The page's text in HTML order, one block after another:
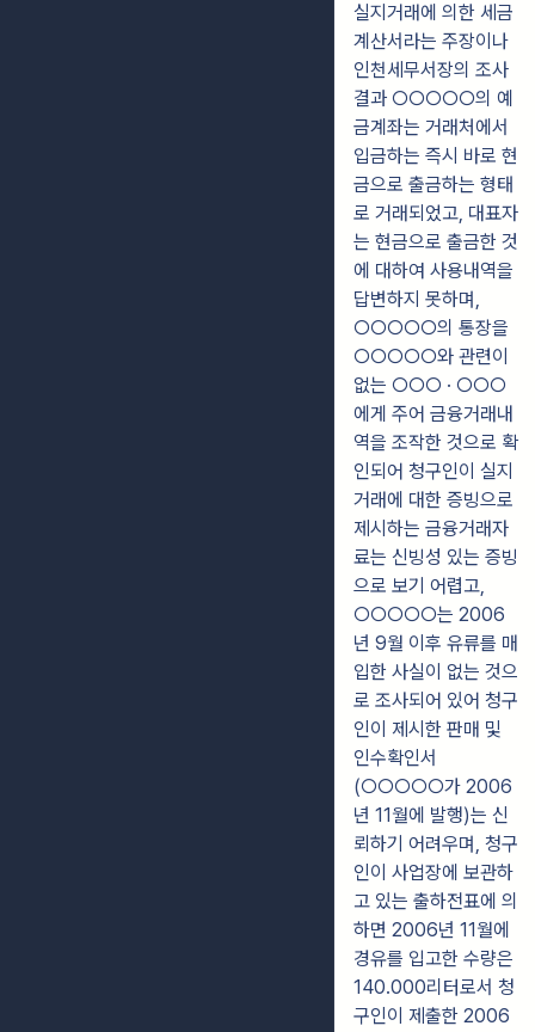
실지거래에 의한 세금
계산서라는 주장이나
인천세무서장의 조사
결과 ○○○○○의 예
금계좌는 거래처에서
입금하는 즉시 바로 현
금으로 출금하는 형태
로 거래되었고, 대표자
는 현금으로 출금한 것
에 대하여 사용내역을
답변하지 못하며,
○○○○○의 통장을
○○○○○와 관련이
없는 ○○○ · ○○○
에게 주어 금융거래내
역을 조작한 것으로 확
인되어 청구인이 실지
거래에 대한 증빙으로
제시하는 금융거래자
료는 신빙성 있는 증빙
으로 보기 어렵고,
○○○○○는 2006
년 9월 이후 유류를 매
입한 사실이 없는 것으
로 조사되어 있어 청구
인이 제시한 판매 및
인수확인서
(○○○○○가 2006
년 11월에 발행)는 신
뢰하기 어려우며, 청구
인이 사업장에 보관하
고 있는 출하전표에 의
하면 2006년 11월에
경유를 입고한 수량은
140.000리터로서 청
구인이 제출한 2006